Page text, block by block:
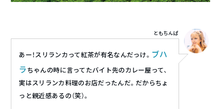
あー！スリランカって紅茶が有名なんだっけ。 ブハ
ラ ちゃんの時に言ってたバイト先のカレー屋って、
実はスリランカ料理のお店だったんだ。だからちょ
っと親近感あるの（笑）。
ともちんぱ